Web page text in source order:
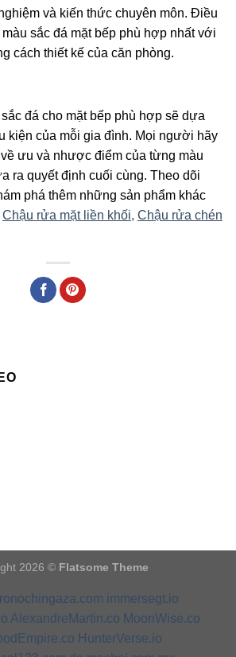
và kiến thức chuyên môn. Điều
sắc đá mặt bếp phù hợp nhất với
cách thiết kế của căn phòng.
đá cho mặt bếp phù hợp sẽ dựa
kiện của mỗi gia đình. Mọi người hãy
ưu và nhược điểm của từng màu
ra quyết định cuối cùng. Theo dõi
phá thêm những sản phẩm khác
Chậu rửa mặt liền khối, Chậu rửa chén
2026 © Flatsome Theme
immersegt.io
AlexandreMartin.co MoonWise.co
HunterVerse.io